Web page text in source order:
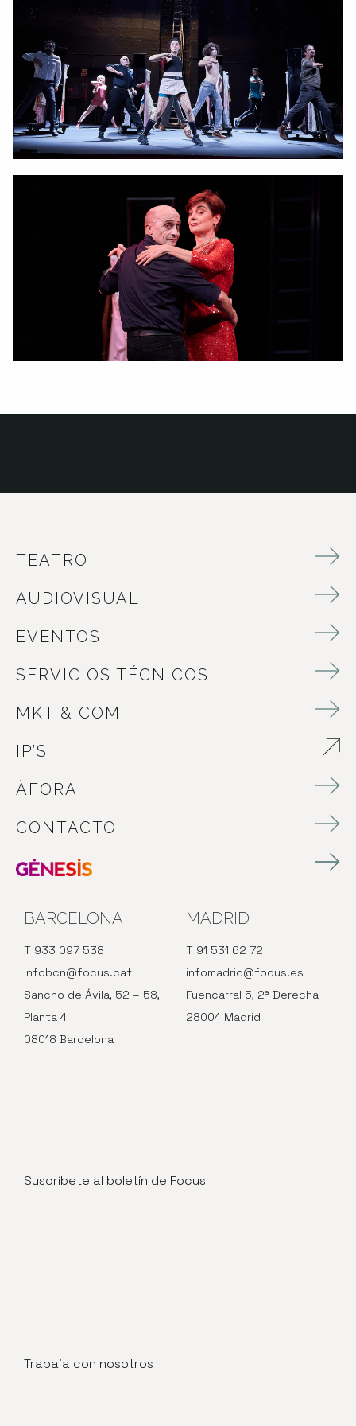
TEATRO
AUDIOVISUAL
EVENTOS
SERVICIOS TÉCNICOS
MKT & COM
IP’S
ÀFORA
CONTACTO
BARCELONA
T 933 097 538
infobcn@focus.cat
Sancho de Ávila, 52 – 58,
Planta 4
08018 Barcelona
MADRID
T 91 531 62 72
infomadrid@focus.es
Fuencarral 5, 2ª Derecha
28004 Madrid
Suscríbete al boletín de Focus
Trabaja con nosotros